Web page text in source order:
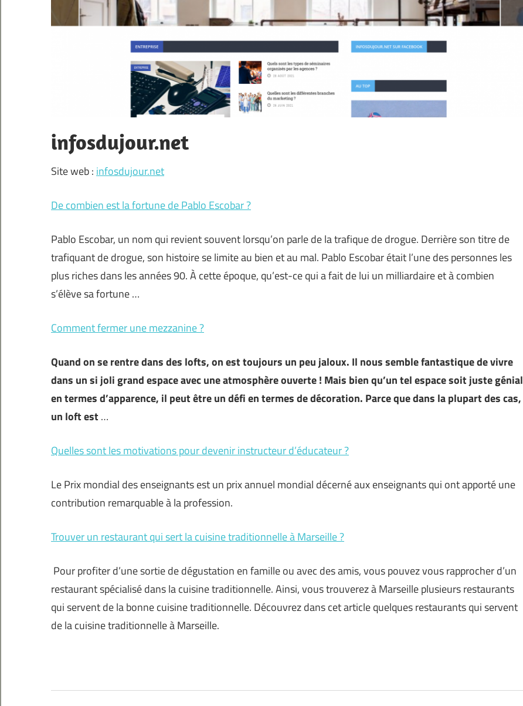
infosdujour.net
Site web : infosdujour.net
De combien est la fortune de Pablo Escobar ?
Pablo Escobar, un nom qui revient souvent lorsqu’on parle de la trafique de drogue. Derrière son titre de
trafiquant de drogue, son histoire se limite au bien et au mal. Pablo Escobar était l’une des personnes les
plus riches dans les années 90. À cette époque, qu’est-ce qui a fait de lui un milliardaire et à combien
s’élève sa fortune …
Comment fermer une mezzanine ?
Quand on se rentre dans des lofts, on est toujours un peu jaloux. Il nous semble fantastique de vivre
dans un si joli grand espace avec une atmosphère ouverte ! Mais bien qu’un tel espace soit juste génial
en termes d’apparence, il peut être un défi en termes de décoration. Parce que dans la plupart des cas,
un loft est …
Quelles sont les motivations pour devenir instructeur d’éducateur ?
Le Prix mondial des enseignants est un prix annuel mondial décerné aux enseignants qui ont apporté une
contribution remarquable à la profession.
Trouver un restaurant qui sert la cuisine traditionnelle à Marseille ?
Pour profiter d’une sortie de dégustation en famille ou avec des amis, vous pouvez vous rapprocher d’un
restaurant spécialisé dans la cuisine traditionnelle. Ainsi, vous trouverez à Marseille plusieurs restaurants
qui servent de la bonne cuisine traditionnelle. Découvrez dans cet article quelques restaurants qui servent
de la cuisine traditionnelle à Marseille.